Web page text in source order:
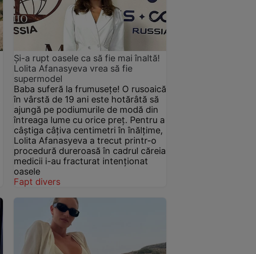
Și-a rupt oasele ca să fie mai înaltă!
Lolita Afanasyeva vrea să fie
supermodel
Baba suferă la frumusețe! O rusoaică
în vârstă de 19 ani este hotărâtă să
ajungă pe podiumurile de modă din
întreaga lume cu orice preț. Pentru a
câștiga câțiva centimetri în înălțime,
Lolita Afanasyeva a trecut printr-o
procedură dureroasă în cadrul căreia
medicii i-au fracturat intenționat
oasele
Fapt divers